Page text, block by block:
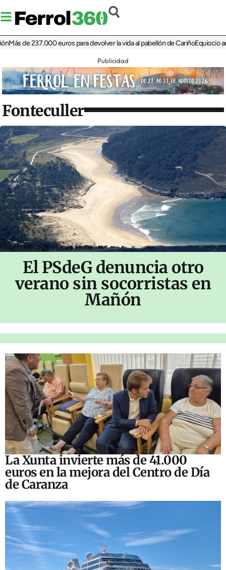
de 237.000 euros para devolver la vida al pabellón de CariñoEquiocio
Publicidad
Fonteculler
El PSdeG denuncia otro
verano sin socorristas en
Mañón
La Xunta invierte más de 41.000
euros en la mejora del Centro de Día
de Caranza